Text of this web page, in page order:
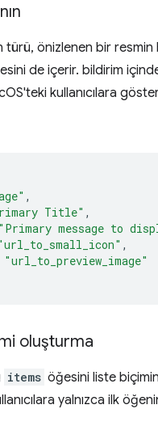
türü, önizlenen bir resmin
de içerir. bildirim
kullanıcılara
,
Title" ,
"Primary message to
,
"url_to_preview_image"
oluşturma
items öğesini liste
yalnızca ilk